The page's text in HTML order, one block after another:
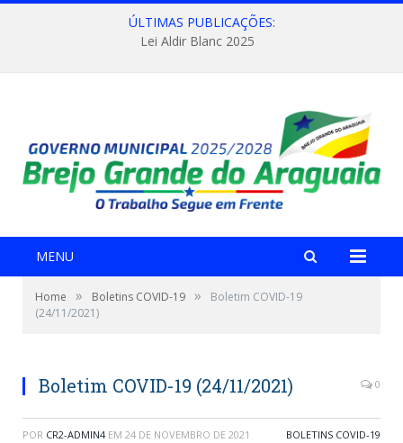
ÚLTIMAS PUBLICAÇÕES:
Lei Aldir Blanc 2025
MENU
Home » Boletins COVID-19 »
Boletim COVID-19
(24/11/2021)
Boletim COVID-19 (24/11/2021) 0
POR CR2-ADMIN4 EM 24 DE NOVEMBRO DE 2021 BOLETINS COVID-19